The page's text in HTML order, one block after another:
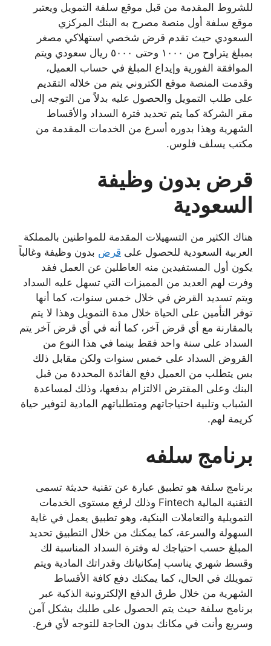
للشروط المقدمة من قبل موقع سلفة التمويل ويعتبر
موقع سلفة أول منصة مصرح به البنك المركزي
السعودي حيث تقدم قرض شخصي استهلاكي مصغر
بمبلغ يتراوح من ١٠٠٠ وحتى ٥٠٠٠ ريال سعودي ويتم
الموافقة الفورية وإيداع المبلغ في حساب العميل،
وقدمت المنصة موقع الكتروني يتم من خلاله التقديم
على طلب التمويل والحصول عليه بدلاً من التوجه إلى
مقر الشركة كما يتم تحديد فترة السداد والأقساط
الشهرية وهذا بدوره أسرع من الخدمات المقدمة من
مكتب يسلف فلوس.
قرض بدون وظيفة
السعودية
هناك الكثير من التسهيلات المقدمة للمواطنين بالمملكة
العربية السعودية للحصول على قرض بدون وظيفة وغالباً
يكون أول المستفيدين منه العاطلين عن العمل فقد
وفرت لهم العديد من المميزات التي تسهل عليه السداد
ويتم تسديد القرض في خلال خمس سنوات، كما أنها
توفر التأمين على الحياة خلال مدة التمويل وهذا لا يتم
بالمقارنة مع أي قرض آخر، كما أنه في أي قرض آخر يتم
السداد على سنة واحد فقط بينما في هذا النوع من
القروض السداد على خمس سنوات ولكن مقابل ذلك
بس يتطلب من العميل دفع الفائدة المحددة من قبل
البنك وعلى المقترض الالتزام بدفعها، وذلك لمساعدة
الشباب وتلبية احتياجاتهم ومتطلباتهم المادية لتوفير حياة
كريمة لهم.
برنامج سلفه
برنامج سلفة هو تطبيق عبارة عن تقنية حديثة تسمى
التقنية المالية Fintech وذلك لرفع مستوى الخدمات
التمويلية والتعاملات البنكية، وهو تطبيق يعمل في غاية
السهولة والسرعة، كما يمكنك من خلال التطبيق تحديد
المبلغ حسب احتياجك له وفترة السداد المناسبة لك
وقسط شهري يناسب إمكانياتك وقدراتك المادية ويتم
تمويلك في الحال، كما يمكنك دفع كافة الأقساط
الشهرية من خلال طرق الدفع الإلكترونية الذكية عبر
برنامج سلفة حيث يتم الحصول على طلبك بشكل آمن
وسريع وأنت في مكانك بدون الحاجة للتوجه لأي فرع.